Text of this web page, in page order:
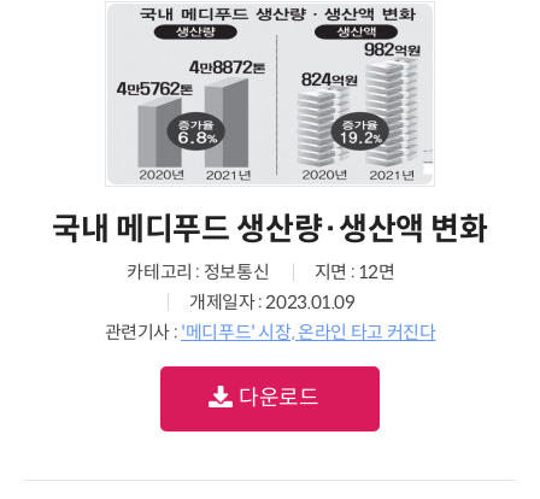
국내 메디푸드 생산량·생산액 변화
카테고리 : 정보통신
지면 : 12면
개제일자 : 2023.01.09
관련기사 : '메디푸드' 시장, 온라인 타고 커진다
다운로드